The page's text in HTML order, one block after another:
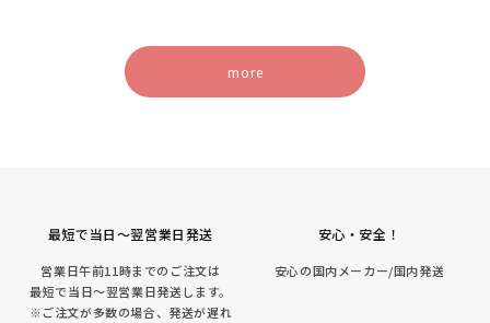
more
最短で当日～翌営業日発送
営業日午前11時までのご注文は
最短で当日～翌営業日発送します。
※ご注文が多数の場合、発送が遅れ
安心・安全！
安心の国内メーカー/国内発送